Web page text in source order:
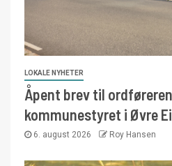
LOKALE NYHETER
Åpent brev til
kommunestyret i Øvre
6. august 2026 Roy Hansen